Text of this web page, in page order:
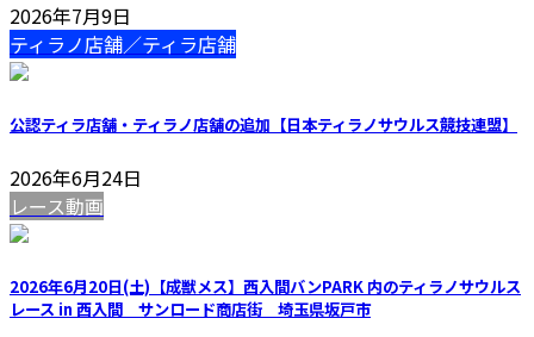
2026年7月9日
ティラノ店舗／ティラ店舗
公認ティラ店舗・ティラノ店舗の追加【日本ティラノサウルス競技連盟】
2026年6月24日
レース動画
2026年6月20日(土)【成獣メス】西入間バンPARK 内のティラノサウルス
レース in 西入間 サンロード商店街 埼玉県坂戸市